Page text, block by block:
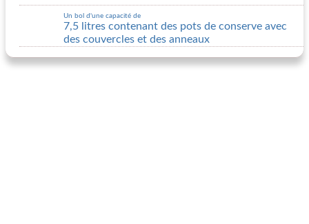
Un bol d'une capacité de
7,5 litres contenant des pots de conserve avec
des couvercles et des anneaux